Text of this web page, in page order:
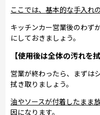
ここでは、基本的な手入れ
キッチンカー営業後のわず
にしておきましょう。
【使用後は全体の汚れを
営業が終わったら、まずは
拭き取りましょう。
油やソースが付着したまま
因になります。